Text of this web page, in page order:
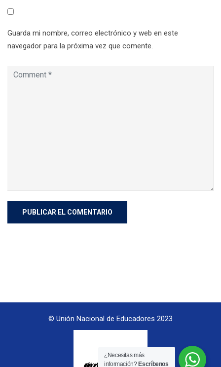
Guarda mi nombre, correo electrónico y web en este
navegador para la próxima vez que comente.
© Unión Nacional de Educadores 2023
¿Necesitas más
información? Escríbenos